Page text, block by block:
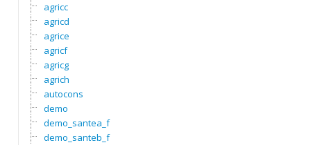
agricc
agricd
agrice
agricf
agricg
agrich
autocons
demo
demo_santea_f
demo_santeb_f